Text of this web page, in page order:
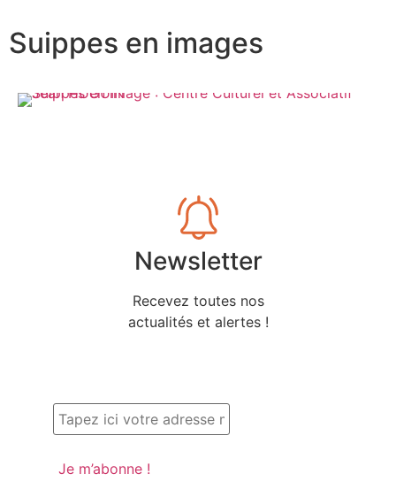
Suippes en images
Newsletter
Recevez toutes nos
actualités et alertes !